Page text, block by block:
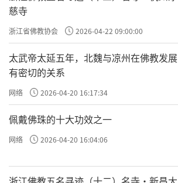
慈寺
浙江省佛教协会 2026-04-22 09:00:00
太武帝太延五年，北魏与凉州在佛教发展
有密切的关系
网络 2026-04-20 16:17:34
佩戴佛珠的十大功效之一
网络 2026-04-20 16:04:06